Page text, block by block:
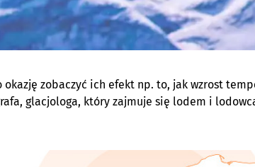
zobaczyć ich efekt np. to, jak wzrost
glacjologa, który zajmuje się lodem i